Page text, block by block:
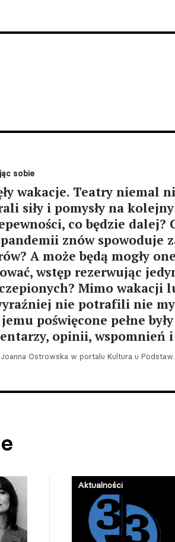
twórczości
Nowina. VI
Teatralne
Mundi (Oś
07.08.2026
Teatrów
Andreasa
Głogowie
07.08.2026
06.08.2026
sobie
wakacje. Teatry niemal
siły i pomysły na
co będzie dalej?
znów spowoduje
A może będą mogły
wstęp rezerwując
Mimo wakacji
nie potrafili nie
poświęcone pełne
opinii, wspomnień
Ostrowska w portalu Kultura u Podstaw.
Aktualności